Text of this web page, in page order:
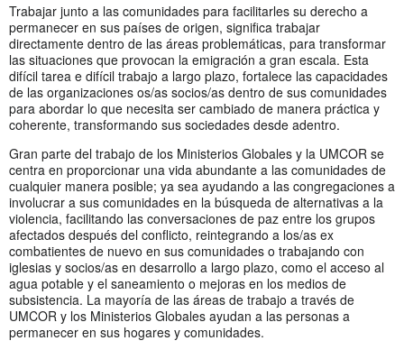
Trabajar junto a las comunidades para facilitarles su derecho a
permanecer en sus países de origen, significa trabajar
directamente dentro de las áreas problemáticas, para transformar
las situaciones que provocan la emigración a gran escala. Esta
difícil tarea e difícil trabajo a largo plazo, fortalece las capacidades
de las organizaciones os/as socios/as dentro de sus comunidades
para abordar lo que necesita ser cambiado de manera práctica y
coherente, transformando sus sociedades desde adentro.
Gran parte del trabajo de los Ministerios Globales y la UMCOR se
centra en proporcionar una vida abundante a las comunidades de
cualquier manera posible; ya sea ayudando a las congregaciones a
involucrar a sus comunidades en la búsqueda de alternativas a la
violencia, facilitando las conversaciones de paz entre los grupos
afectados después del conflicto, reintegrando a los/as ex
combatientes de nuevo en sus comunidades o trabajando con
iglesias y socios/as en desarrollo a largo plazo, como el acceso al
agua potable y el saneamiento o mejoras en los medios de
subsistencia. La mayoría de las áreas de trabajo a través de
UMCOR y los Ministerios Globales ayudan a las personas a
permanecer en sus hogares y comunidades.